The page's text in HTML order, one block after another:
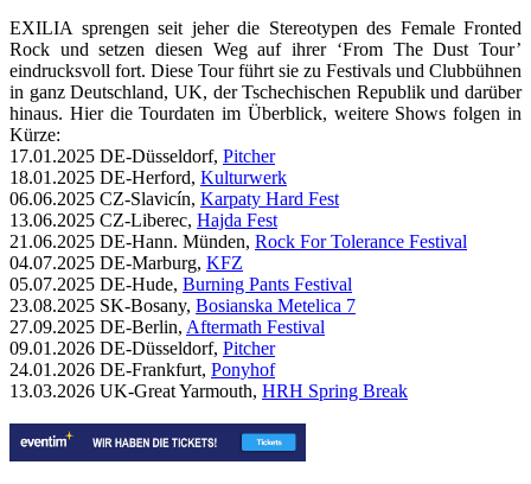
EXILIA sprengen seit jeher die Stereotypen des Female Fronted
Rock und setzen diesen Weg auf ihrer ‘From The Dust Tour’
eindrucksvoll fort. Diese Tour führt sie zu Festivals und Clubbühnen
in ganz Deutschland, UK, der Tschechischen Republik und darüber
hinaus. Hier die Tourdaten im Überblick, weitere Shows folgen in
Kürze:
17.01.2025 DE-Düsseldorf, Pitcher
18.01.2025 DE-Herford, Kulturwerk
06.06.2025 CZ-Slavicín, Karpaty Hard Fest
13.06.2025 CZ-Liberec, Hajda Fest
21.06.2025 DE-Hann. Münden, Rock For Tolerance Festival
04.07.2025 DE-Marburg, KFZ
05.07.2025 DE-Hude, Burning Pants Festival
23.08.2025 SK-Bosany, Bosianska Metelica 7
27.09.2025 DE-Berlin, Aftermath Festival
09.01.2026 DE-Düsseldorf, Pitcher
24.01.2026 DE-Frankfurt, Ponyhof
13.03.2026 UK-Great Yarmouth, HRH Spring Break